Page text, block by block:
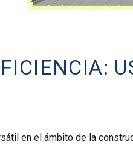
en el ámbito de la